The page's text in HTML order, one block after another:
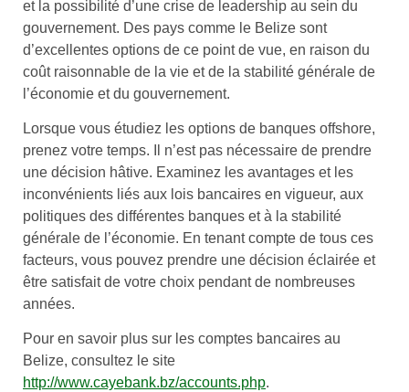
et la possibilité d’une crise de leadership au sein du
gouvernement. Des pays comme le Belize sont
d’excellentes options de ce point de vue, en raison du
coût raisonnable de la vie et de la stabilité générale de
l’économie et du gouvernement.
Lorsque vous étudiez les options de banques offshore,
prenez votre temps. Il n’est pas nécessaire de prendre
une décision hâtive. Examinez les avantages et les
inconvénients liés aux lois bancaires en vigueur, aux
politiques des différentes banques et à la stabilité
générale de l’économie. En tenant compte de tous ces
facteurs, vous pouvez prendre une décision éclairée et
être satisfait de votre choix pendant de nombreuses
années.
Pour en savoir plus sur les comptes bancaires au
Belize, consultez le site
http://www.cayebank.bz/accounts.php.